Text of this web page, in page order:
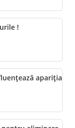
!
apariția